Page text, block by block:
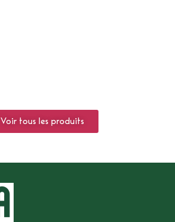
Voir tous les produits